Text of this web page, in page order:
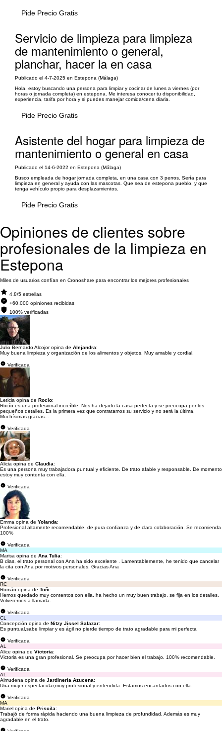
Pide Precio Gratis
Servicio de limpieza para limpieza
de mantenimiento o general,
planchar, hacer la en casa
Publicado el 4-7-2025 en Estepona (Málaga)
Hola, estoy buscando una persona para limpiar y cocinar de lunes a viernes (por
horas o jornada completa) en estepona. Me interesa conocer tu disponibilidad,
experiencia, tarifa por hora y si puedes manejar comida/cena diaria.
Pide Precio Gratis
Asistente del hogar para limpieza de
mantenimiento o general en casa
Publicado el 14-6-2022 en Estepona (Málaga)
Busco empleada de hogar jornada completa, en una casa con 3 perros. Sería para
limpieza en general y ayuda con las mascotas. Que sea de estepona pueblo, y que
tenga vehículo propio para desplazamientos.
Pide Precio Gratis
Opiniones de clientes sobre
profesionales de la limpieza en
Estepona
Miles de usuarios confían en Cronoshare para encontrar los mejores profesionales
4.8/5 estrellas
+60.000 opiniones recibidas
100% verificadas
Julio Bernardo Alcojor opina de Alejandra:
Muy buena limpieza y organización de los alimentos y objetos. Muy amable y cordial.
Verificada
Leticia opina de Rocio:
Rocío es una profesional increíble. Nos ha dejado la casa perfecta y se preocupa por los
pequeños detalles. Es la primera vez que contratamos su servicio y no será la última.
Muchísimas gracias...
Verificada
Alicia opina de Claudia:
Es una persona muy trabajadora,puntual y eficiente. De trato afable y responsable. De momento
estoy muy contenta con ella.
Verificada
Emma opina de Yolanda:
Profesional altamente recomendable, de pura confianza y de clara colaboración. Se recomienda
100%
Verificada
MA
Marisa opina de Ana Tulia:
B dias, el trato personal con Ana ha sido excelente . Lamentablemente, he tenido que cancelar
la cita con Ana por motivos personales. Gracias Ana
Verificada
RC
Román opina de Toñi:
Hemos quedado muy contentos con ella, ha hecho un muy buen trabajo, se fija en los detalles.
Volveremos a llamarla.
Verificada
CL
Concepción opina de Nitzy Jissel Salazar:
Es puntual,sabe limpiar y es ágil no pierde tiempo de trato agradable para mi perfecta
Verificada
AL
Alice opina de Victoria:
Victoria es una gran profesional. Se preocupa por hacer bien el trabajo. 100% recomendable.
Verificada
AL
Almudena opina de Jardinería Azucena:
Una mujer espectacular,muy profesional y entendida. Estamos encantados con ella.
Verificada
MA
Mariel opina de Priscila:
Trabajó de forma rápida haciendo una buena limpieza de profundidad. Además es muy
agradable en el trato.